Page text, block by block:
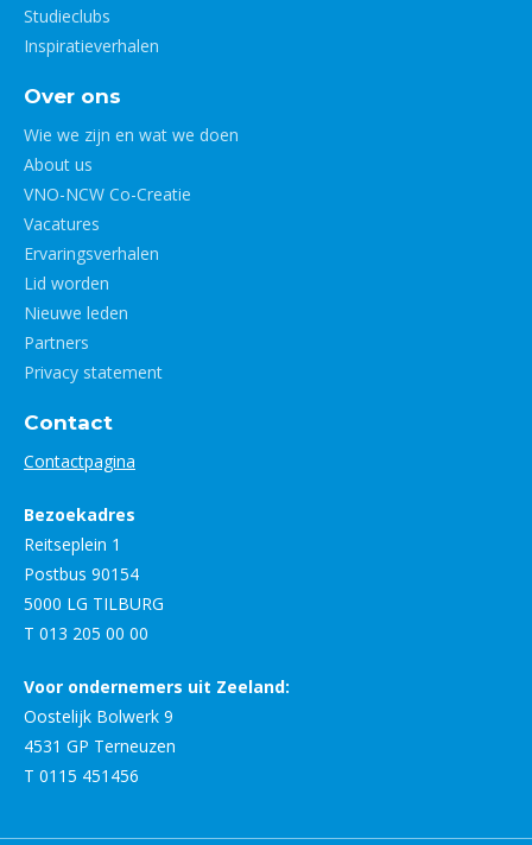
Studieclubs
Inspiratieverhalen
Over ons
Wie we zijn en wat we doen
About us
VNO-NCW Co-Creatie
Vacatures
Ervaringsverhalen
Lid worden
Nieuwe leden
Partners
Privacy statement
Contact
Contactpagina
Bezoekadres
Reitseplein 1
Postbus 90154
5000 LG TILBURG
T 013 205 00 00
Voor ondernemers uit Zeeland:
Oostelijk Bolwerk 9
4531 GP Terneuzen
T 0115 451456